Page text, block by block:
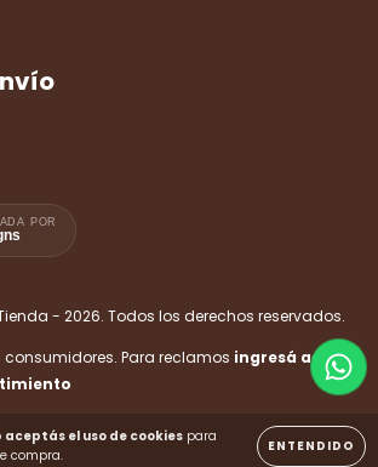
aceptás el uso de cookies para
compra.
ENTENDIDO
POR
- 2026. Todos los derechos reservados.
consumidores. Para reclamos ingresá acá. /